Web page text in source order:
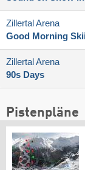
Zillertal Arena
Good Morning
Zillertal Arena
90s Days
Pistenpläne